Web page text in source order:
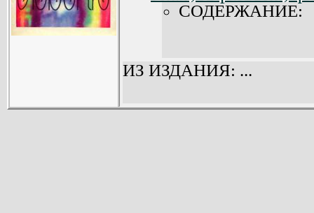
СОДЕРЖАНИЕ:
ИЗ ИЗДАНИЯ: ...